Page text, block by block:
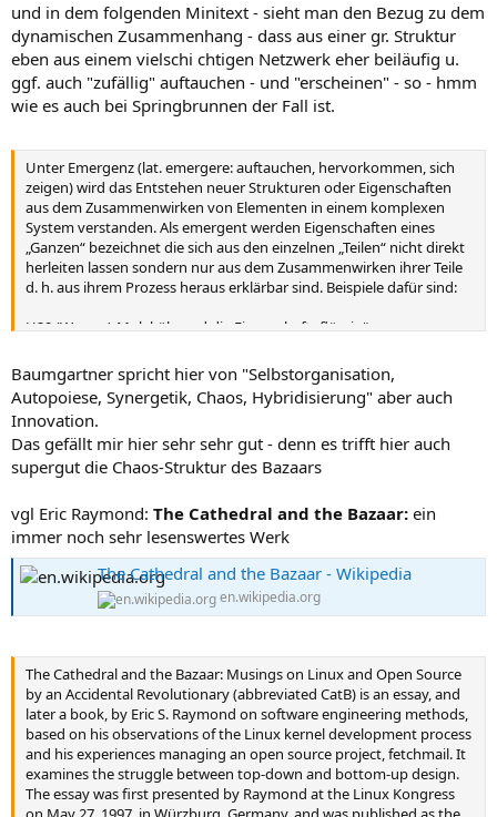
und in dem folgenden Minitext - sieht man den Bezug zu dem
dynamischen Zusammenhang - dass aus einer gr. Struktur
eben aus einem vielschi chtigen Netzwerk eher beiläufig u.
ggf. auch "zufällig" auftauchen - und "erscheinen" - so - hmm
wie es auch bei Springbrunnen der Fall ist.
Unter Emergenz (lat. emergere: auftauchen, hervorkommen, sich
zeigen) wird das Entstehen neuer Strukturen oder Eigenschaften
aus dem Zusammenwirken von Elementen in einem komplexen
System verstanden. Als emergent werden Eigenschaften eines
„Ganzen“ bezeichnet die sich aus den einzelnen „Teilen“ nicht direkt
herleiten lassen sondern nur aus dem Zusammenwirken ihrer Teile
d. h. aus ihrem Prozess heraus erklärbar sind. Beispiele dafür sind:
H20 (Wasser)-Moleküle und die Eigenschaft „flüssig“
didaktische Arrangements und „guter“ Unterricht bzw. Qualität des
Unterrichts
einzelne Akteure und eine Community wie z.B. die Open Source
Bewegung
Konzeptionen der Emergenz sind stark verschränkt mit „Theorien“
Hybridisierung aber auch Innovation.
Baumgartner spricht hier von "Selbstorganisation,
Autopoiese, Synergetik, Chaos, Hybridisierung" aber auch
Innovation.
Das gefällt mir hier sehr sehr gut - denn es trifft hier auch
supergut die Chaos-Struktur des Bazaars
vgl Eric Raymond: The Cathedral and the Bazaar: ein
immer noch sehr lesenswertes Werk
The Cathedral and the Bazaar - Wikipedia
en.wikipedia.org
The Cathedral and the Bazaar: Musings on Linux and Open Source
by an Accidental Revolutionary (abbreviated CatB) is an essay, and
later a book, by Eric S. Raymond on software engineering methods,
based on his observations of the Linux kernel development process
and his experiences managing an open source project, fetchmail. It
examines the struggle between top-down and bottom-up design.
The essay was first presented by Raymond at the Linux Kongress